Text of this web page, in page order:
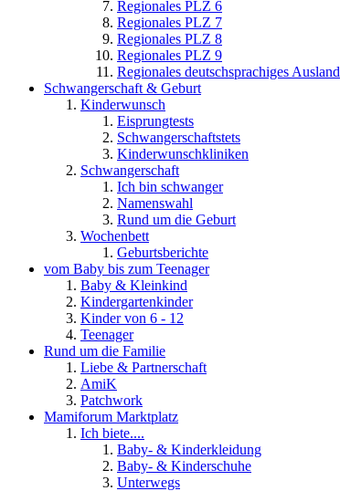
Regionales PLZ 6
Regionales PLZ 7
Regionales PLZ 8
Regionales PLZ 9
Regionales deutschsprachiges Ausland
Schwangerschaft & Geburt
Kinderwunsch
Eisprungtests
Schwangerschaftstets
Kinderwunschkliniken
Schwangerschaft
Ich bin schwanger
Namenswahl
Rund um die Geburt
Wochenbett
Geburtsberichte
vom Baby bis zum Teenager
Baby & Kleinkind
Kindergartenkinder
Kinder von 6 - 12
Teenager
Rund um die Familie
Liebe & Partnerschaft
AmiK
Patchwork
Mamiforum Marktplatz
Ich biete....
Baby- & Kinderkleidung
Baby- & Kinderschuhe
Unterwegs